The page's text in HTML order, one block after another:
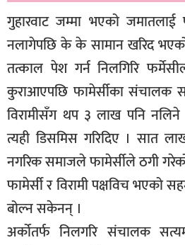
गुहारवाट जम्मा भएको जमातलाई
नलागेपछि के के सामान खरिद
तत्काल पेश गर्न निलगिरि
कुराआएपछि फामेर्सीका संचालक
विरामीसँग थप ३ लाख पनि
त्यही डिसमिस गरिदिए । सात
नगरिक समाजले फामेर्सीले ठगी
फामेर्सी र विरामी पक्षविच
बोल्न सकेनन् ।
अर्कोतर्फ निलगरि संचालक